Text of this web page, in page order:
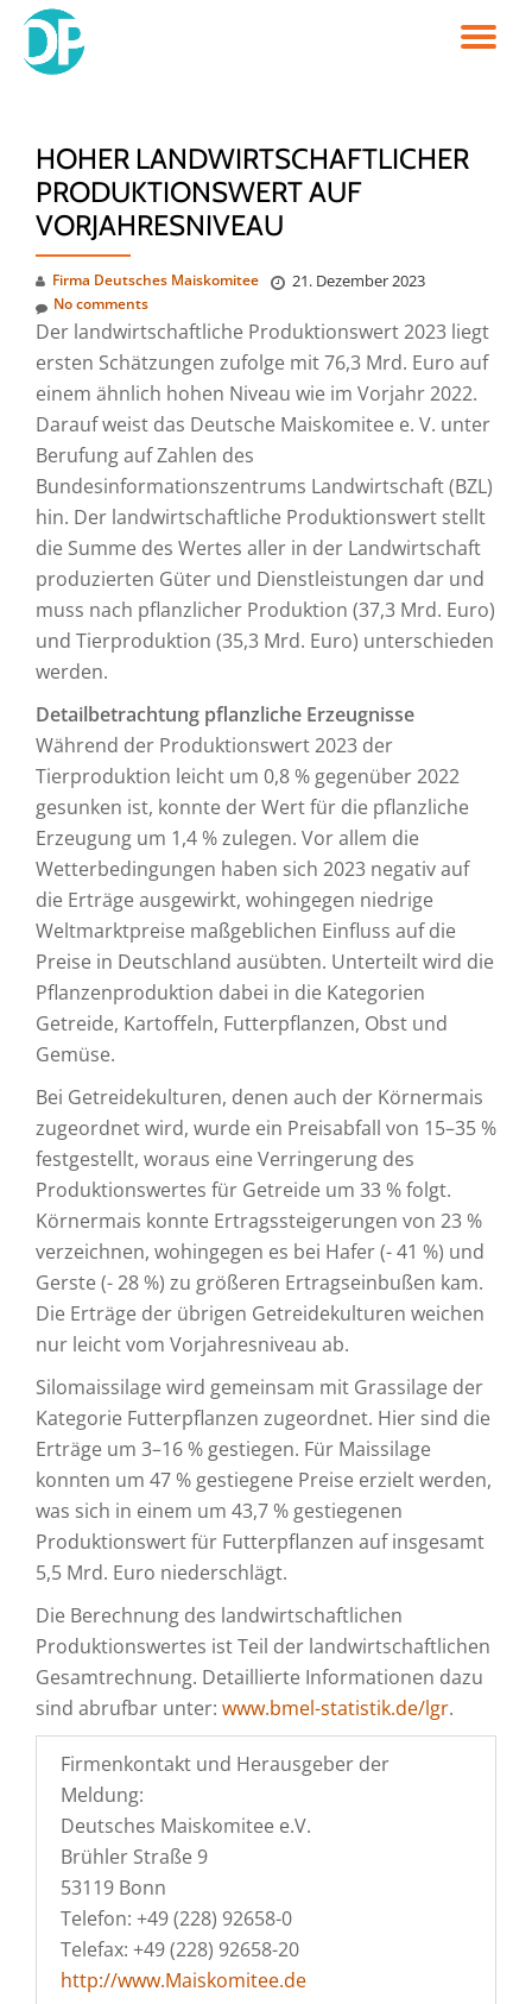
Skip
HOHER LANDWIRTSCHAFTLICHER
PRODUKTIONSWERT AUF
VORJAHRESNIVEAU
Firma Deutsches Maiskomitee 21. Dezember 2023
No comments
Der landwirtschaftliche Produktionswert 2023 liegt
ersten Schätzungen zufolge mit 76,3 Mrd. Euro auf
einem ähnlich hohen Niveau wie im Vorjahr 2022.
Darauf weist das Deutsche Maiskomitee e. V. unter
Berufung auf Zahlen des
Bundesinformationszentrums Landwirtschaft (BZL)
hin. Der landwirtschaftliche Produktionswert stellt
die Summe des Wertes aller in der Landwirtschaft
produzierten Güter und Dienstleistungen dar und
muss nach pflanzlicher Produktion (37,3 Mrd. Euro)
und Tierproduktion (35,3 Mrd. Euro) unterschieden
werden.
Detailbetrachtung pflanzliche Erzeugnisse
Während der Produktionswert 2023 der
Tierproduktion leicht um 0,8 % gegenüber 2022
gesunken ist, konnte der Wert für die pflanzliche
Erzeugung um 1,4 % zulegen. Vor allem die
Wetterbedingungen haben sich 2023 negativ auf
die Erträge ausgewirkt, wohingegen niedrige
Weltmarktpreise maßgeblichen Einfluss auf die
Preise in Deutschland ausübten. Unterteilt wird die
Pflanzenproduktion dabei in die Kategorien
Getreide, Kartoffeln, Futterpflanzen, Obst und
Gemüse.
Bei Getreidekulturen, denen auch der Körnermais
zugeordnet wird, wurde ein Preisabfall von 15–35 %
festgestellt, woraus eine Verringerung des
Produktionswertes für Getreide um 33 % folgt.
Körnermais konnte Ertragssteigerungen von 23 %
verzeichnen, wohingegen es bei Hafer (- 41 %) und
Gerste (- 28 %) zu größeren Ertragseinbußen kam.
Die Erträge der übrigen Getreidekulturen weichen
nur leicht vom Vorjahresniveau ab.
Silomaissilage wird gemeinsam mit Grassilage der
Kategorie Futterpflanzen zugeordnet. Hier sind die
Erträge um 3–16 % gestiegen. Für Maissilage
konnten um 47 % gestiegene Preise erzielt werden,
was sich in einem um 43,7 % gestiegenen
Produktionswert für Futterpflanzen auf insgesamt
5,5 Mrd. Euro niederschlägt.
Die Berechnung des landwirtschaftlichen
Produktionswertes ist Teil der landwirtschaftlichen
Gesamtrechnung. Detaillierte Informationen dazu
sind abrufbar unter: www.bmel-statistik.de/lgr.
Firmenkontakt und Herausgeber der
Meldung:
Deutsches Maiskomitee e.V.
Brühler Straße 9
53119 Bonn
Telefon: +49 (228) 92658-0
Telefax: +49 (228) 92658-20
http://www.Maiskomitee.de